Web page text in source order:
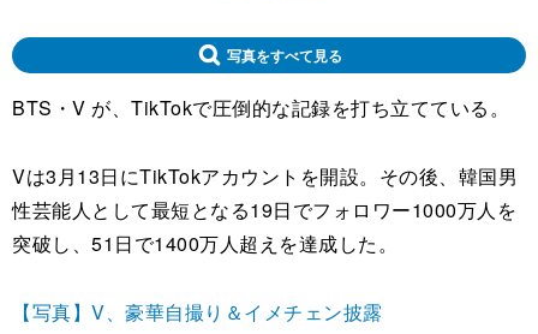
写真をすべて見る
BTS・V が、TikTokで圧倒的な記録を打ち立てている。
Vは3月13日にTikTokアカウントを開設。その後、韓国男
性芸能人として最短となる19日でフォロワー1000万人を
突破し、51日で1400万人超えを達成した。
【写真】V、豪華自撮り＆イメチェン披露